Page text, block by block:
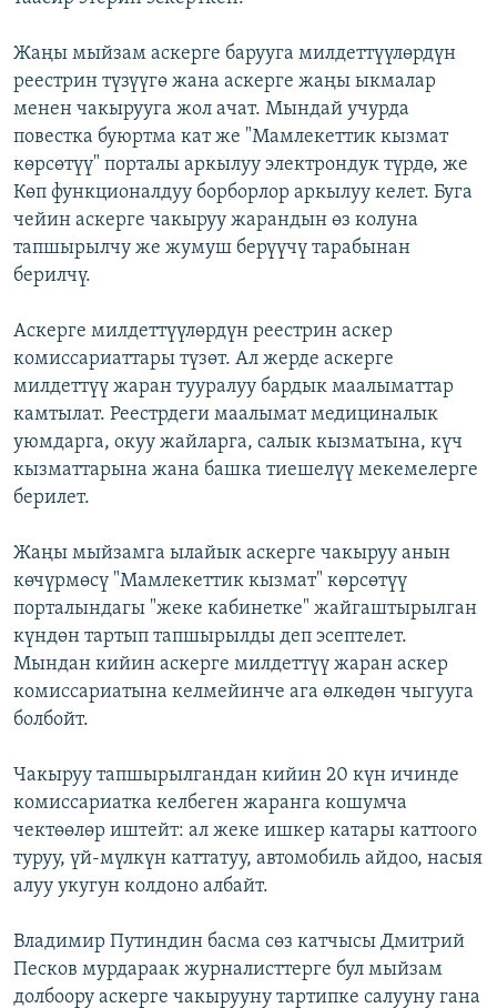
Жаңы мыйзам аскерге барууга милдеттүүлөрдүн
реестрин түзүүгө жана аскерге жаңы ыкмалар
менен чакырууга жол ачат. Мындай учурда
повестка буюртма кат же "Мамлекеттик кызмат
көрсөтүү" порталы аркылуу электрондук түрдө, же
Көп функционалдуу борборлор аркылуу келет. Буга
чейин аскерге чакыруу жарандын өз колуна
тапшырылчу же жумуш берүүчү тарабынан
берилчү.
Аскерге милдеттүүлөрдүн реестрин аскер
комиссариаттары түзөт. Ал жерде аскерге
милдеттүү жаран тууралуу бардык маалыматтар
камтылат. Реестрдеги маалымат медициналык
уюмдарга, окуу жайларга, салык кызматына, күч
кызматтарына жана башка тиешелүү мекемелерге
берилет.
Жаңы мыйзамга ылайык аскерге чакыруу анын
көчүрмөсү "Мамлекеттик кызмат" көрсөтүү
порталындагы "жеке кабинетке" жайгаштырылган
күндөн тартып тапшырылды деп эсептелет.
Мындан кийин аскерге милдеттүү жаран аскер
комиссариатына келмейинче ага өлкөдөн чыгууга
болбойт.
Чакыруу тапшырылгандан кийин 20 күн ичинде
комиссариатка келбеген жаранга кошумча
чектөөлөр иштейт: ал жеке ишкер катары каттоого
туруу, үй-мүлкүн каттатуу, автомобиль айдоо, насыя
алуу укугун колдоно албайт.
Владимир Путиндин басма сөз катчысы Дмитрий
Песков мурдараак журналисттерге бул мыйзам
долбоору аскерге чакырууну тартипке салууну гана